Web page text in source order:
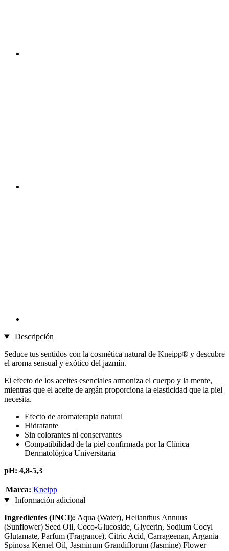
Descripción
Seduce tus sentidos con la cosmética natural de Kneipp® y descubre
el aroma sensual y exótico del jazmín.
El efecto de los aceites esenciales armoniza el cuerpo y la mente,
mientras que el aceite de argán proporciona la elasticidad que la piel
necesita.
Efecto de aromaterapia natural
Hidratante
Sin colorantes ni conservantes
Compatibilidad de la piel confirmada por la Clínica
Dermatológica Universitaria
pH: 4,8-5,3
Marca: Kneipp
Información adicional
Ingredientes (INCI): Aqua (Water), Helianthus Annuus
(Sunflower) Seed Oil, Coco-Glucoside, Glycerin, Sodium Cocyl
Glutamate, Parfum (Fragrance), Citric Acid, Carrageenan, Argania
Spinosa Kernel Oil, Jasminum Grandiflorum (Jasmine) Flower